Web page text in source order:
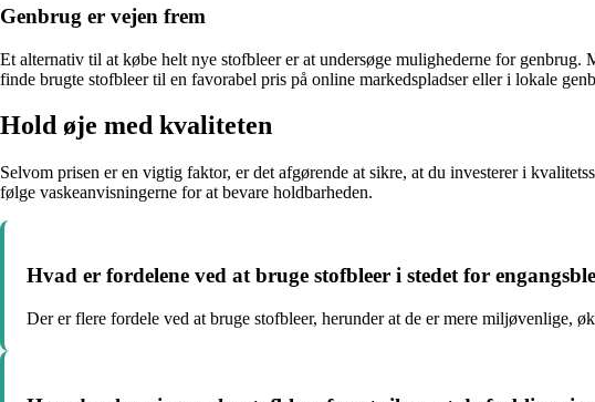
Genbrug er vejen frem
Et alternativ til at købe helt nye stofbleer er at undersøge mulighederne for
finde brugte stofbleer til en favorabel pris på online markedspladser eller i lokale
Hold øje med kvaliteten
Selvom prisen er en vigtig faktor, er det afgørende at sikre, at du investerer i
følge vaskeanvisningerne for at bevare holdbarheden.
Hvad er fordelene ved at bruge stofbleer i stedet for
Der er flere fordele ved at bruge stofbleer, herunder at de er mere miljøvenlige,